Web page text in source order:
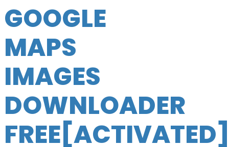
GOOGLE
MAPS
IMAGES
DOWNLOADER
FREE[ACTIVATED]